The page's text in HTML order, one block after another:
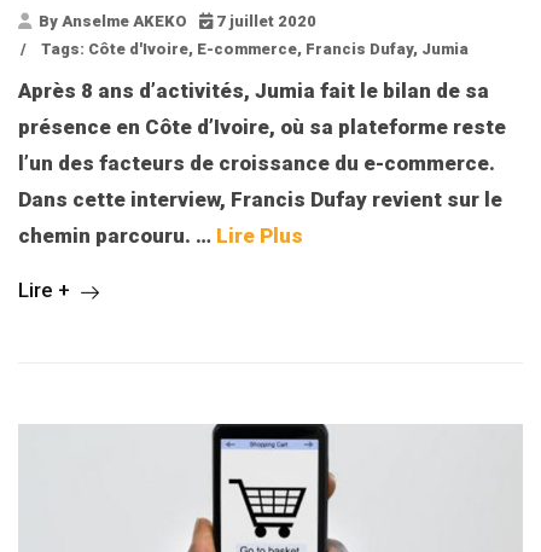
By Anselme AKEKO
7 juillet 2020
/
Tags: Côte d'Ivoire, E-commerce, Francis Dufay, Jumia
Après 8 ans d’activités, Jumia fait le bilan de sa
présence en Côte d’Ivoire, où sa plateforme reste
l’un des facteurs de croissance du e-commerce.
Dans cette interview, Francis Dufay revient sur le
chemin parcouru. … Lire Plus
Lire +